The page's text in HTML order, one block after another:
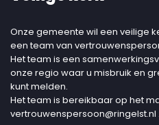
Onze gemeente wil een veilige
een team van
Het team is een
onze regio waar u misbruik en
kunt melden.
Het team is bereikbaar op het
vertrouwenspersoon@ringelst.nl